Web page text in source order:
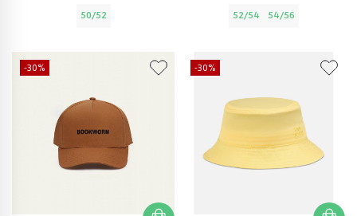
50/52 52/54 54/56
-30% -30%